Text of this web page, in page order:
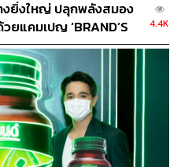
งยิ่งใหญ่ ปลุกพลังสมอง
ยแคมเปญ ‘BRAND’S
4.4K